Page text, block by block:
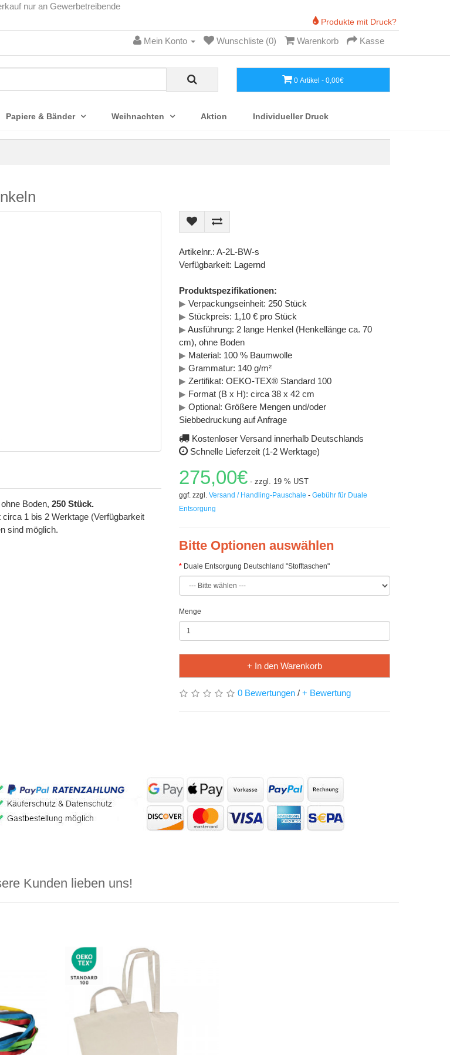
nur an Gewerbetreibende
Produkte mit Druck?
Mein Konto Wunschliste (0) Warenkorb Kasse
0 Artikel - 0,00€
Papiere & Bänder Weihnachten Aktion Individueller Druck
Boden, 250 Stück.
1 bis 2 Werktage (Verfügbarkeit
sind möglich.
Artikelnr.: A-2L-BW-s
Verfügbarkeit: Lagernd
Produktspezifikationen:
▶ Verpackungseinheit: 250 Stück
▶ Stückpreis: 1,10 € pro Stück
▶ Ausführung: 2 lange Henkel (Henkellänge ca. 70
cm), ohne Boden
▶ Material: 100 % Baumwolle
▶ Grammatur: 140 g/m²
▶ Zertifikat: OEKO-TEX® Standard 100
▶ Format (B x H): circa 38 x 42 cm
▶ Optional: Größere Mengen und/oder
Siebbedruckung auf Anfrage
Kostenloser Versand innerhalb Deutschlands
Schnelle Lieferzeit (1-2 Werktage)
275,00€ - zzgl. 19 % UST
ggf. zzgl. Versand / Handling-Pauschale - Gebühr für Duale
Entsorgung
Bitte Optionen auswählen
Duale Entsorgung Deutschland "Stofftaschen"
Menge
+ In den Warenkorb
0 Bewertungen / + Bewertung
Kunden lieben uns!